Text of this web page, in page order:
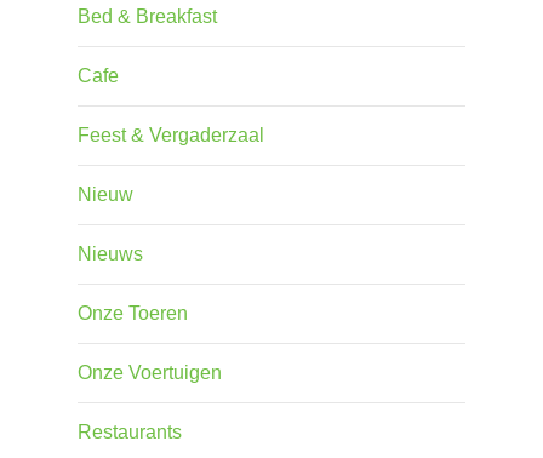
Bed & Breakfast
Cafe
Feest & Vergaderzaal
Nieuw
Nieuws
Onze Toeren
Onze Voertuigen
Restaurants